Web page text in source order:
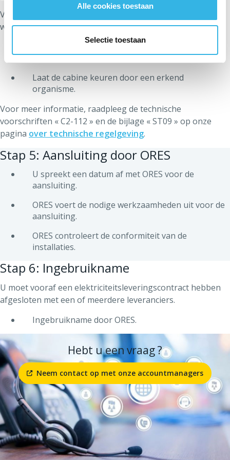
Alle cookies toestaan
Selectie toestaan
Voor de aansluiting door ORES moet u voorbereidende
werken uitvoeren:
benodigde materiaal.
Laat de cabine keuren door een erkend
organisme.
Voor meer informatie, raadpleeg de technische
voorschriften « C2-112 » en de bijlage « ST09 » op onze
pagina over technische regelgeving.
Stap 5: Aansluiting door ORES
U spreekt een datum af met ORES voor de
aansluiting.
ORES voert de nodige werkzaamheden uit voor de
aansluiting.
ORES controleert de conformiteit van de
installaties.
Stap 6: Ingebruikname
U moet vooraf een elektriciteitsleveringscontract hebben
afgesloten met een of meerdere leveranciers.
Ingebruikname door ORES.
Hebt u een vraag ?
Neem contact op met onze accountmanagers